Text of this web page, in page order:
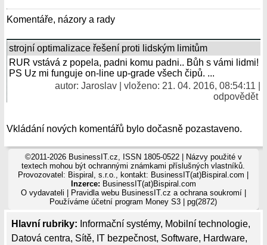
Hlavní rubriky: Informační systémy, Mobilní technologie,
Datová centra, Sítě, IT bezpečnost, Software, Hardware,
Komentáře, názory a rady
strojní optimalizace řešení proti lidským limitům
RUR vstává z popela, padni komu padni.. Bůh s vámi lidmi!
PS Uz mi funguje on-line up-grade všech čipů. ...
autor: Jaroslav | vloženo: 21. 04. 2016, 08:54:11 |
odpovědět
Vkládání nových komentářů bylo dočasně pozastaveno.
©2011-2026 BusinessIT.cz, ISSN 1805-0522 | Názvy použité v
textech mohou být ochrannými známkami příslušných vlastníků.
Provozovatel: Bispiral, s.r.o., kontakt: BusinessIT(at)Bispiral.com |
Inzerce: BusinessIT(at)Bispiral.com
O vydavateli
Pravidla webu BusinessIT.cz a ochrana soukromí|
Používámeúčetní program Money S3 | pg(2872)